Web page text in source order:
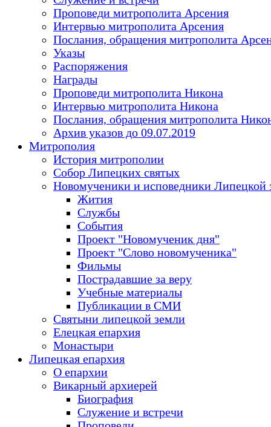
Проповеди митрополита Арсения
Интервью митрополита Арсения
Послания, обращения митрополита
Указы
Распоряжения
Награды
Проповеди митрополита Никона
Интервью митрополита Никона
Послания, обращения митрополита
Архив указов до 09.07.2019
Митрополия
История митрополии
Собор Липецких святых
Новомученики и исповедники Липецкой
Жития
Службы
События
Проект "Новомученик дня"
Проект "Слово новомученика"
Фильмы
Пострадавшие за веру
Учебные материалы
Публикации в СМИ
Святыни липецкой земли
Елецкая епархия
Монастыри
Липецкая епархия
О епархии
Викарный архиерей
Биография
Служение и встречи